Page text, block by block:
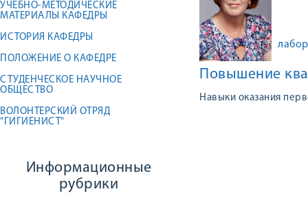
УЧЕБНО-МЕТОДИЧЕСКИЕ
МАТЕРИАЛЫ КАФЕДРЫ
ИСТОРИЯ КАФЕДРЫ
ПОЛОЖЕНИЕ О КАФЕДРЕ
СТУДЕНЧЕСКОЕ НАУЧНОЕ
ОБЩЕСТВО
ВОЛОНТЕРСКИЙ ОТРЯД
"ГИГИЕНИСТ"
Информационные
рубрики
Повышение
Навыки оказания